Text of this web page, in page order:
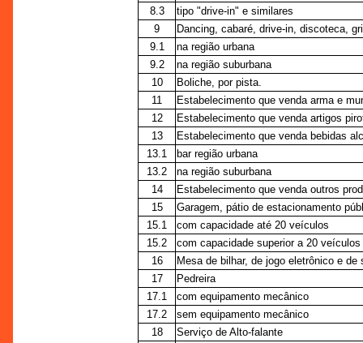
8.3
tipo "drive-in" e similares
9
Dancing, cabaré, drive-in, discoteca,
9.1
na região urbana
9.2
na região suburbana
10
Boliche, por pista.
11
Estabelecimento que venda arma e
12
Estabelecimento que venda artigos
13
Estabelecimento que venda bebidas
13.1
bar região urbana
13.2
na região suburbana
14
Estabelecimento que venda outros
15
Garagem, pátio de estacionamento
15.1
com capacidade até 20 veículos
15.2
com capacidade superior a 20 veículos
16
Mesa de bilhar, de jogo eletrônico e de
17
Pedreira
17.1
com equipamento mecânico
17.2
sem equipamento mecânico
18
Serviço de Alto-falante